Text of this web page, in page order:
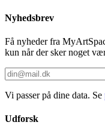
Nyhedsbrev
Få nyheder fra
kun når der sker noget
Vi passer på dine data. Se
Udforsk